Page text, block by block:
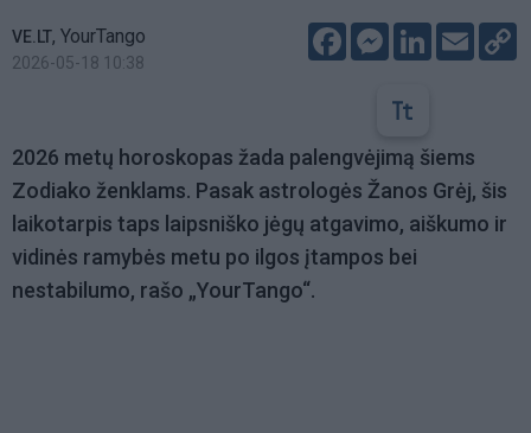
VE.LT, YourTango
2026-05-18 10:38
FacebookMessenger
LinkedIn
Email
2026 metų horoskopas žada palengvėjimą šiems
Zodiako ženklams. Pasak astrologės Žanos Grėj, šis
laikotarpis taps laipsniško jėgų atgavimo, aiškumo ir
vidinės ramybės metu po ilgos įtampos bei
nestabilumo, rašo „YourTango“.